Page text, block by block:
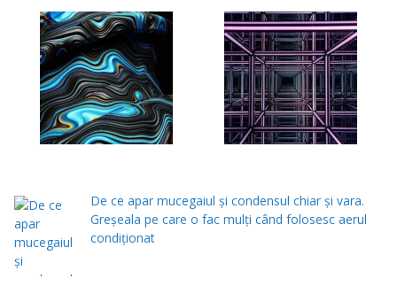
De ce apar mucegaiul și condensul chiar și vara.
Greșeala pe care o fac mulți când folosesc aerul
condiționat